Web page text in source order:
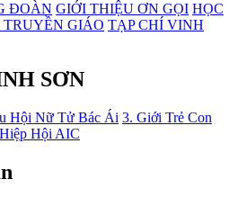
ĐOÀN GIỚI THIỆU ƠN GỌI HỌC
TRUYỀN GIÁO TẠP CHÍ VINH
SƠN
Hội Nữ Tử Bác Ái 3. Giới Trẻ Con
Hội AIC